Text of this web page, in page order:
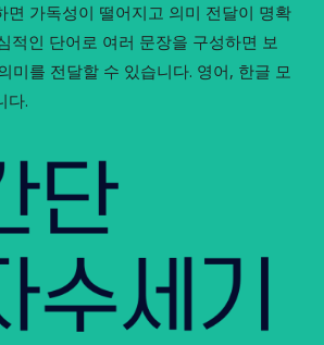
면 가독성이 떨어지고 의미 전달이 명확
적인 단어로 여러 문장을 구성하면 보
미를 전달할 수 있습니다. 영어, 한글 모
다.